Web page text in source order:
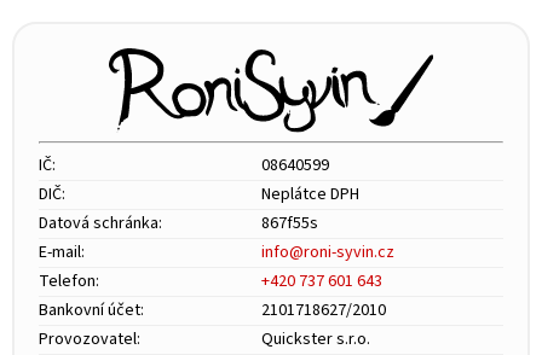
IČ:
08640599
DIČ:
Neplátce DPH
Datová schránka:
867f55s
E-mail:
info@roni-syvin.cz
Telefon:
+420 737 601 643
Bankovní účet:
2101718627/2010
Provozovatel:
Quickster s.r.o.